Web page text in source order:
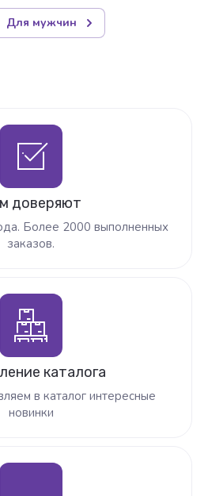
Для мужчин
доверяют
Более 2000 выполненных
заказов.
каталога
в каталог интересные
новинки